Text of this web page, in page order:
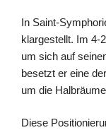
In
klargestellt. Im
um sich auf
besetzt er eine
um die
Diese